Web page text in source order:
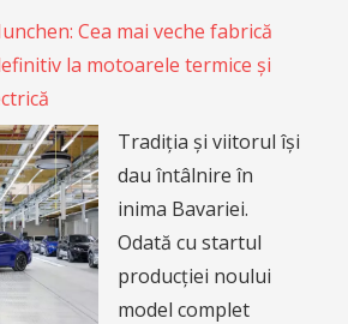
Cea mai veche fabrică
la motoarele termice și
Tradiția și viitorul își
dau întâlnire în
inima Bavariei.
Odată cu startul
producției noului
model complet